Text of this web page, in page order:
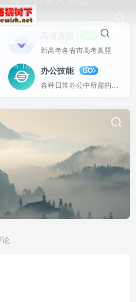
资源，配有WORD版本，可以下载
站（注册登录成为用户就可以发布资
新高考各省市高考真题
办公技能
GO